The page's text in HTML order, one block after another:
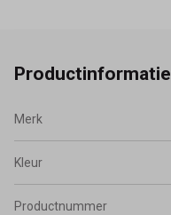
Productinformatie
Merk
Kleur
Productnummer